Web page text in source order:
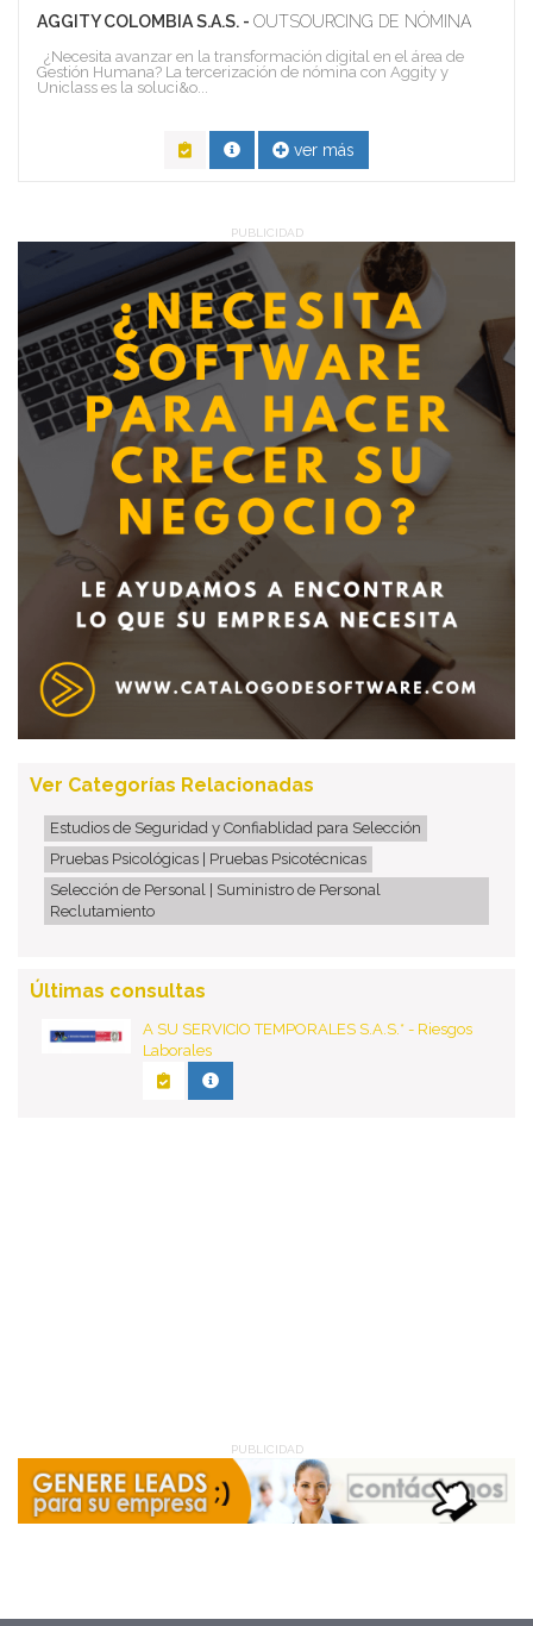
AGGITY COLOMBIA S.A.S. - OUTSOURCING DE NÓMINA
¿Necesita avanzar en la transformación digital en el área de
Gestión Humana? La tercerización de nómina con Aggity y
Uniclass es la soluci&o...
ver más
PUBLICIDAD
Ver Categorías Relacionadas
Estudios de Seguridad y Confiablidad para Selección
Pruebas Psicológicas | Pruebas Psicotécnicas
Selección de Personal | Suministro de Personal
Reclutamiento
Últimas consultas
A SU SERVICIO TEMPORALES S.A.S.* - Riesgos
Laborales
PUBLICIDAD